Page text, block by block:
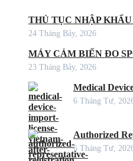
THỦ TỤC NHẬP
24 Tháng Bảy, 2026
MÁY CẢM BIẾN ĐO
23 Tháng Bảy, 2026
Medical
6 Tháng Tư,
Authorized
6 Tháng Tư,